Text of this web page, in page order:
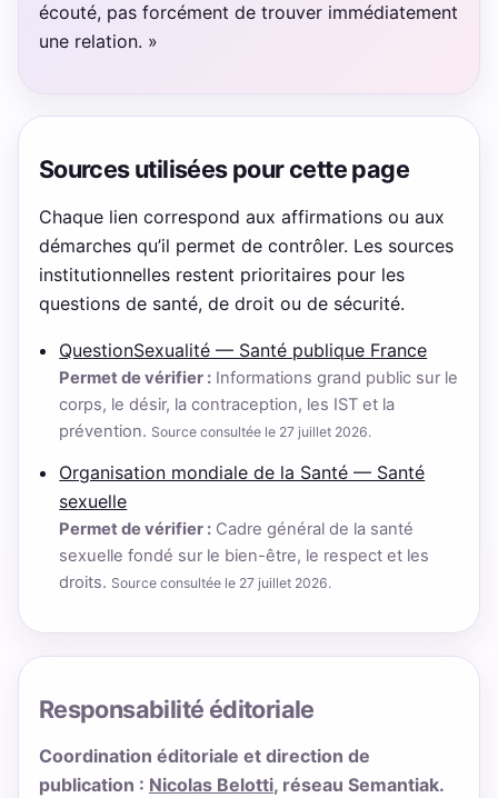
écouté, pas forcément de trouver immédiatement
une relation. »
Sources utilisées pour cette page
Chaque lien correspond aux affirmations ou aux
démarches qu’il permet de contrôler. Les sources
institutionnelles restent prioritaires pour les
questions de santé, de droit ou de sécurité.
QuestionSexualité — Santé publique France
Permet de vérifier : Informations grand public sur le
corps, le désir, la contraception, les IST et la
prévention. Source consultée le 27 juillet 2026.
Organisation mondiale de la Santé — Santé
sexuelle
Permet de vérifier : Cadre général de la santé
sexuelle fondé sur le bien-être, le respect et les
droits. Source consultée le 27 juillet 2026.
Responsabilité éditoriale
Coordination éditoriale et direction de
publication : Nicolas Belotti, réseau Semantiak.